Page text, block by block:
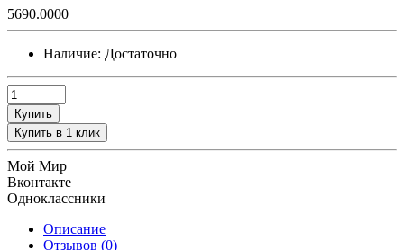
5690.0000
Наличие: Достаточно
Купить
Купить в 1 клик
Мой Мир
Вконтакте
Одноклассники
Описание
Отзывов (0)